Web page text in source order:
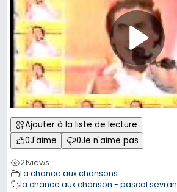
Ajouter à la liste de lecture
0J'aime 0Je n'aime pas
21views
La chance aux chansons
la chance aux chanson - pascal sevran